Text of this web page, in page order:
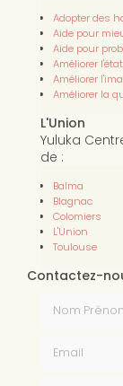
Adopter des
Aide pour
Aide pour
Améliorer
Améliorer
Améliorer la
L'Union
Yuluka
de :
Balma
Blagnac
Colomiers
L'Union
Toulouse
Contactez-